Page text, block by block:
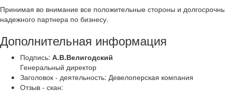
Принимая во внимание все положительные стороны и
надежного партнера по бизнесу.
Дополнительная информация
Подпись: А.В.Велигодский
Генеральный директор
Заголовок - деятельность: Девелоперская компания
Отзыв - скан: